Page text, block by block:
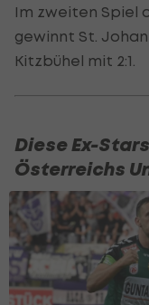
Im zweiten Spiel
gewinnt St.
Kitzbühel mit 2:1.
Diese Ex-
Österreichs